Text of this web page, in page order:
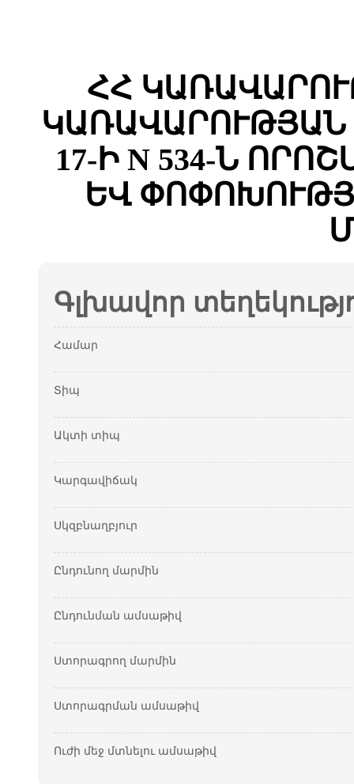
ՀՀ
ԿԱՌԱՎԱՐՈՒԹՅԱՆ
17-Ի N 534-Ն
ԵՎ
Գլխավոր
Համար
Տիպ
Ակտի տիպ
Կարգավիճակ
Սկզբնաղբյուր
Ընդունող մարմին
Ընդունման ամսաթիվ
Ստորագրող մարմին
Ստորագրման ամսաթիվ
Ուժի մեջ մտնելու ամսաթիվ